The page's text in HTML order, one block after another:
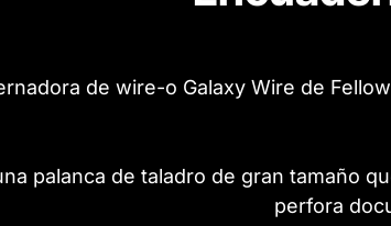
de wire-o Galaxy Wire de
palanca de taladro de gran tamaño
perfora